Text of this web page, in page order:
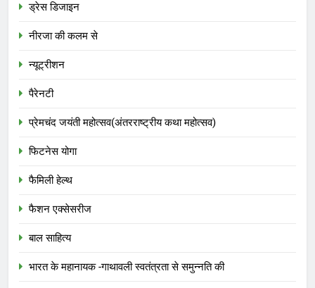
ड्रेस डिजाइन
नीरजा की कलम से
न्यूट्रीशन
पैरेनटी
प्रेमचंद जयंती महोत्सव(अंतरराष्ट्रीय कथा महोत्सव)
फिटनेस योगा
फैमिली हेल्थ
फैशन एक्सेसरीज
बाल साहित्य
भारत के महानायक -गाथावली स्वतंत्रता से समुन्नति की